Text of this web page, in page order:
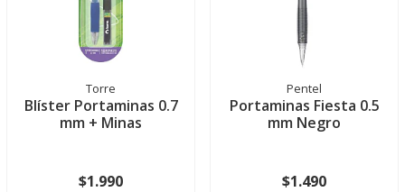
Torre
Blíster Portaminas 0.7
mm + Minas
$1.990
Pentel
Portaminas Fiesta 0.5
mm Negro
$1.490